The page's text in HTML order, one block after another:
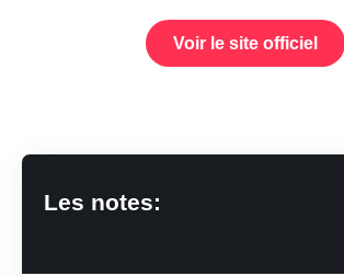
Voir le site officiel
Les notes: